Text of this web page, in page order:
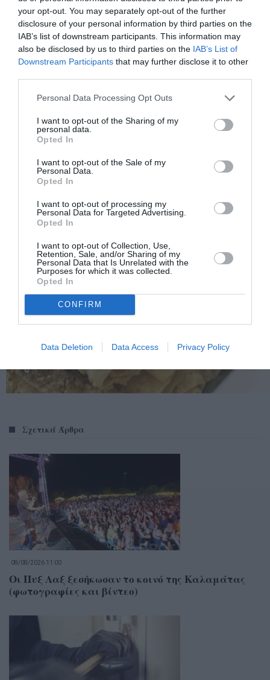
your opt-out. You may separately opt-out of the further
disclosure of your personal information by third parties on the
IAB’s list of downstream participants. This information may
also be disclosed by us to third parties on the IAB’s List of
Downstream Participants that may further disclose it to other
Personal Data Processing Opt Outs
I want to opt-out of the Sharing of my
personal data.
Opted In
I want to opt-out of the Sale of my
Personal Data.
Opted In
I want to opt-out of processing my
Personal Data for Targeted Advertising.
Opted In
I want to opt-out of Collection, Use,
Retention, Sale, and/or Sharing of my
Personal Data that Is Unrelated with the
Purposes for which it was collected.
Opted In
CONFIRM
Data Deletion Data Access Privacy Policy
Σχετικά Άρθρα
08/08/2026 11:00
Οι Πυξ Λαξ ξεσήκωσαν το κοινό της Καλαμάτας
(φωτογραφίες και βίντεο)